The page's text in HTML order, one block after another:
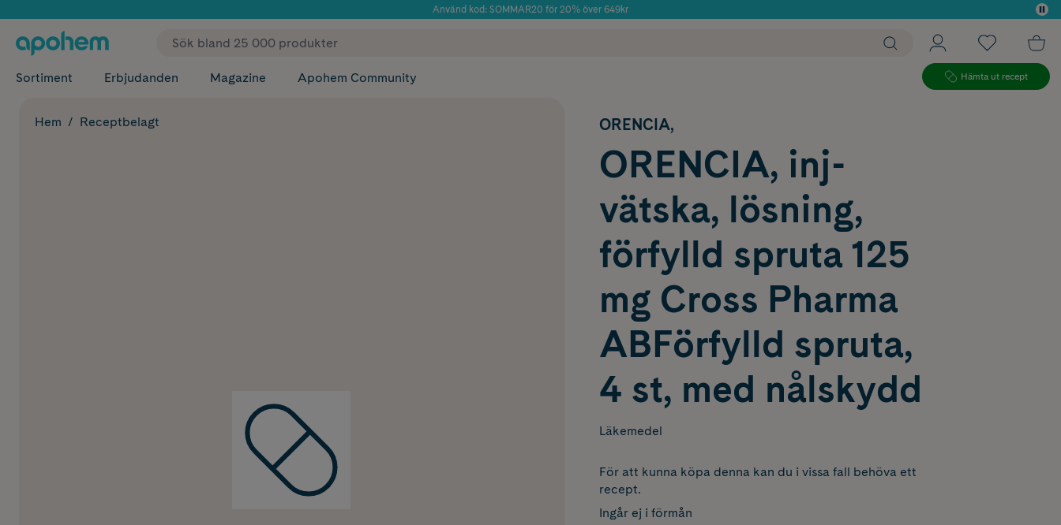
Använd kod: SOMMAR20 för 20% över 649kr
✓ Fri frakt
Sortiment Erbjudanden Magazine Apohem Community Hämta ut recept
Hem Receptbelagt ORENCIA,
ORENCIA, inj-
vätska, lösning,
förfylld spruta 125
mg Cross Pharma
ABFörfylld spruta,
4 st, med nålskydd
Läkemedel
För att kunna köpa denna kan du i vissa fall behöva ett
recept.
Ingår ej i förmån